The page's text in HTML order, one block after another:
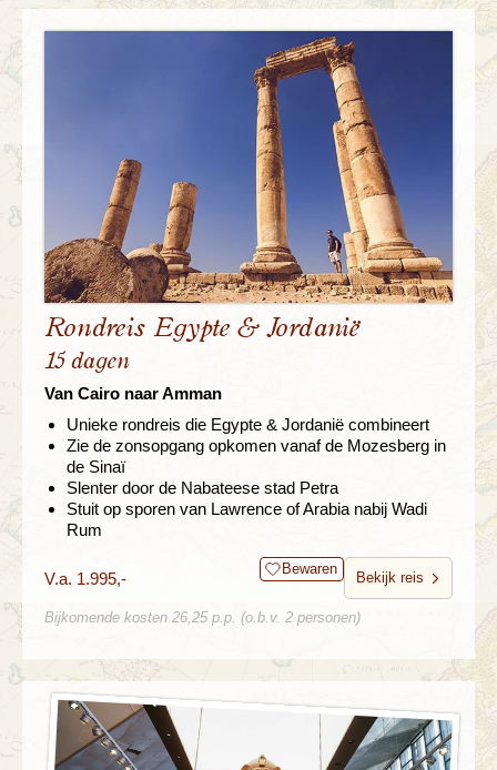
Rondreis Egypte & Jordanië
15 dagen
Van Cairo naar Amman
Unieke rondreis die Egypte & Jordanië combineert
Zie de zonsopgang opkomen vanaf de Mozesberg in
de Sinaï
Slenter door de Nabateese stad Petra
Stuit op sporen van Lawrence of Arabia nabij Wadi
Rum
V.a. 1.995,- Bewaren
Bekijk reis
Bijkomende kosten 26,25 p.p. (o.b.v. 2 personen)